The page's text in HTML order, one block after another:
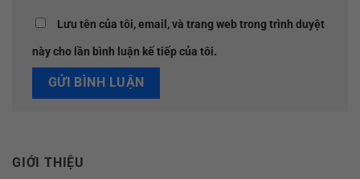
Lưu tên của tôi, email, và trang web trong trình duyệt
này cho lần bình luận kế tiếp của tôi.
GIỚI THIỆU